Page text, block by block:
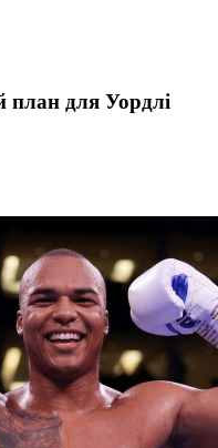
план для Уордлі